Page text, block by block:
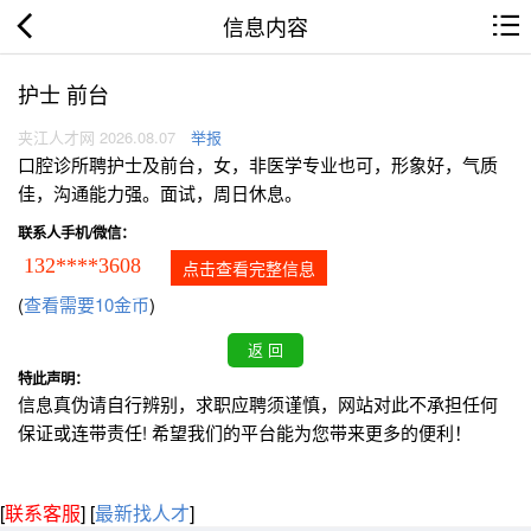
信息内容
护士 前台
夹江人才网 2026.08.07 举报
口腔诊所聘护士及前台，女，非医学专业也可，形象好，气质
佳，沟通能力强。面试，周日休息。
联系人手机/微信：
132****3608 点击查看完整信息
(查看需要10金币)
特此声明：
信息真伪请自行辨别，求职应聘须谨慎，网站对此不承担任何
保证或连带责任! 希望我们的平台能为您带来更多的便利！
[联系客服] [最新找人才]